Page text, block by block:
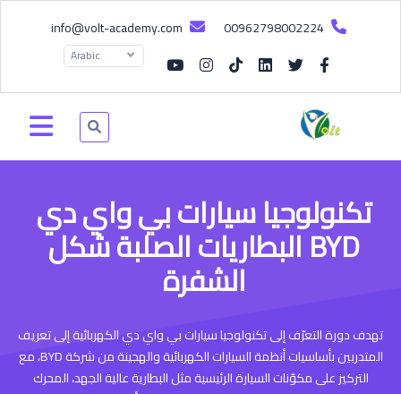
00962798002224
Arabic
تكنولوجيا سيارات بي واي دي
BYD البطاريات الصلبة شكل
الشفرة
تهدف دورة التعرّف إلى تكنولوجيا سيارات بي واي دي الكهربائية إلى تعريف
المتدربين بأساسيات أنظمة السيارات الكهربائية والهجينة من شركة BYD، مع
التركيز على مكوّنات السيارة الرئيسية مثل البطارية عالية الجهد، المحرك